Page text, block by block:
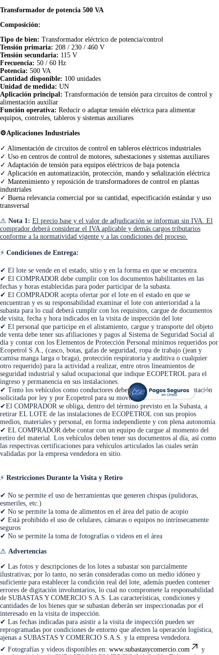
Transformador de potencia 500 VA
Composición:
Tipo de bien: Transformador eléctrico de potencia/control
Tensión primaria: 208 / 230 / 460 V
Tensión secundaria: 115 V
Frecuencia: 50 / 60 Hz
Potencia: 500 VA
Cantidad disponible: 100 unidades
Unidad de medida: UN
Aplicación principal: Transformación de tensión para circuitos de control y
alimentación auxiliar
Función operativa: Reducir o adaptar tensión eléctrica para alimentar
equipos, controles, tableros y sistemas auxiliares
⚙️Aplicaciones Industriales
✓ Alimentación de circuitos de control en tableros eléctricos industriales
✓ Uso en centros de control de motores, subestaciones y sistemas auxiliares
✓ Adaptación de tensión para equipos eléctricos de baja potencia
✓ Aplicación en automatización, protección, mando y señalización eléctrica
✓ Mantenimiento y reposición de transformadores de control en plantas
industriales
✓ Buena relevancia comercial por su cantidad, especificación estándar y uso
transversal
⚠ Nota 1: El precio base y el valor de adjudicación se informan sin IVA. El
comprador deberá considerar el IVA aplicable y demás cargos tributarios
conforme a la normatividad vigente y a las condiciones del proceso.
⚡ Condiciones de Entrega:
✔ El lote se vende en el estado, sitio y en la forma en que se encuentra.
✔ El COMPRADOR debe cumplir con los documentos habilitantes en las
fechas y horas establecidas para poder participar de la subasta.
✔ El COMPRADOR acepta ofertar por el lote en el estado en que se
encuentran y es su responsabilidad examinar el lote con anterioridad a la
subasta para lo cual deberá cumplir con los requisitos, cargue de documentos
de visita, fecha y hora indicados en la visita de inspección del lote
✔ El personal que participe en el alistamiento, cargue y transporte del objeto
de venta debe tener sus afiliaciones y pagos al Sistema de Seguridad Social al
día y contar con los Elementos de Protección Personal mínimos requeridos por
Ecopetrol S.A., (casco, botas, gafas de seguridad, ropa de trabajo (jean y
camisa manga larga o braga), protección respiratoria y auditiva o cualquier
otro requerido) para la actividad a realizar, entre otros lineamientos de
seguridad industrial y salud ocupacional que indique ECOPETROL para el
ingreso y permanencia en sus instalaciones.
✔ Tanto los vehículos como conductores deben contar con la documentación
solicitada por ley y por Ecopetrol para su movilidad.
✔El COMPRADOR se obliga, dentro del término previsto en la Subasta, a
retirar EL LOTE de las instalaciones de ECOPETROL con sus propios
medios, materiales y personal, en forma independiente y con plena autonomía.
✔ EL COMPRADOR debe contar con un equipo de cargue al momento del
retiro del material. Los vehículos deben tener sus documentos al día, así como
las respectivas certificaciones para vehículos articulados las cuales serán
validadas por la empresa vendedora en sitio.
⚡ Restricciones Durante la Visita y Retiro
✔ No se permite el uso de herramientas que generen chispas (pulidoras,
esmeriles, etc.)
✔ No se permite la toma de alimentos en el área del patio de acopio
✔ Está prohibido el uso de celulares, cámaras o equipos no intrínsecamente
seguros
✔ No se permite la toma de fotografías o videos en el área
⚠ Advertencias
✔ Las fotos y descripciones de los lotes a subastar son parcialmente
ilustrativas; por lo tanto, no serán consideradas como un medio idóneo y
suficiente para establecer la condición real del lote, además pueden contener
errores de digitación involuntarios, lo cual no compromete la responsabilidad
de SUBASTAS Y COMERCIO S.A.S. Las características, condiciones y
cantidades de los bienes que se subastan deberán ser inspeccionadas por el
interesado en la visita de inspección.
✔ Las fechas indicadas para asistir a la visita de inspección pueden ser
reprogramadas por condiciones de entorno que afecten la operación logística,
ajenas a SUBASTAS Y COMERCIO S.A.S. y la empresa vendedora.
✔ Fotografías y videos disponibles en: www.subastasycomercio.com
y
< >